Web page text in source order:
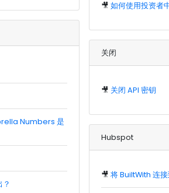
Numbers 是
🎥如何使用投资者
关闭
🎥 关闭 API 密钥
Hubspot
🎥将 BuiltWith 连